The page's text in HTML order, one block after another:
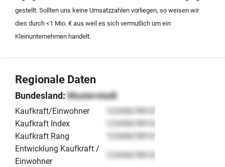
auch durch den selektiven Kauf einzelner Mandate
erfolgen.
gestellt. Sollten uns keine Umsatzzahlen vorliegen, so weisen wir
dies durch <1 Mio. € aus weil es sich vermutlich um ein
Kleinunternehmen handelt.
Regionale Daten
Bundesland: Musterstadt
Kaufkraft/Einwohner
12345678910
Kaufkraft Index
12345678910
Kaufkraft Rang
12345678910
Entwicklung Kaufkraft /
Einwohner
12345678910